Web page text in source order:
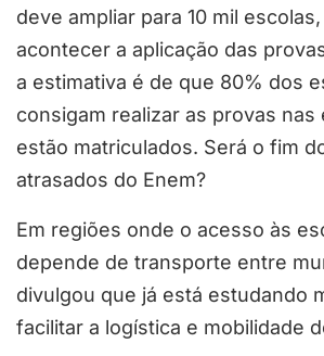
deve ampliar para 10 mil
acontecer a aplicação das
a estimativa é de que 80% dos
consigam realizar as provas nas
estão matriculados. Será o fim
atrasados do Enem?
Em regiões onde o acesso às
depende de transporte entre
divulgou que já está estudando
facilitar a logística e mobilidade